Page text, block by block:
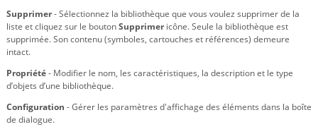
Supprimer- Sélectionnez la bibliothèque que vous voulez supprimer de la
liste et cliquez sur le boutonSupprimer icône. Seule la bibliothèque est
supprimée. Son contenu (symboles, cartouches et références) demeure
intact.
Propriété- Modifier le nom, les caractéristiques, la description et le type
d’objets d’une bibliothèque.
Configuration - Gérer les paramètres d'affichage des éléments dans la boîte
de dialogue.